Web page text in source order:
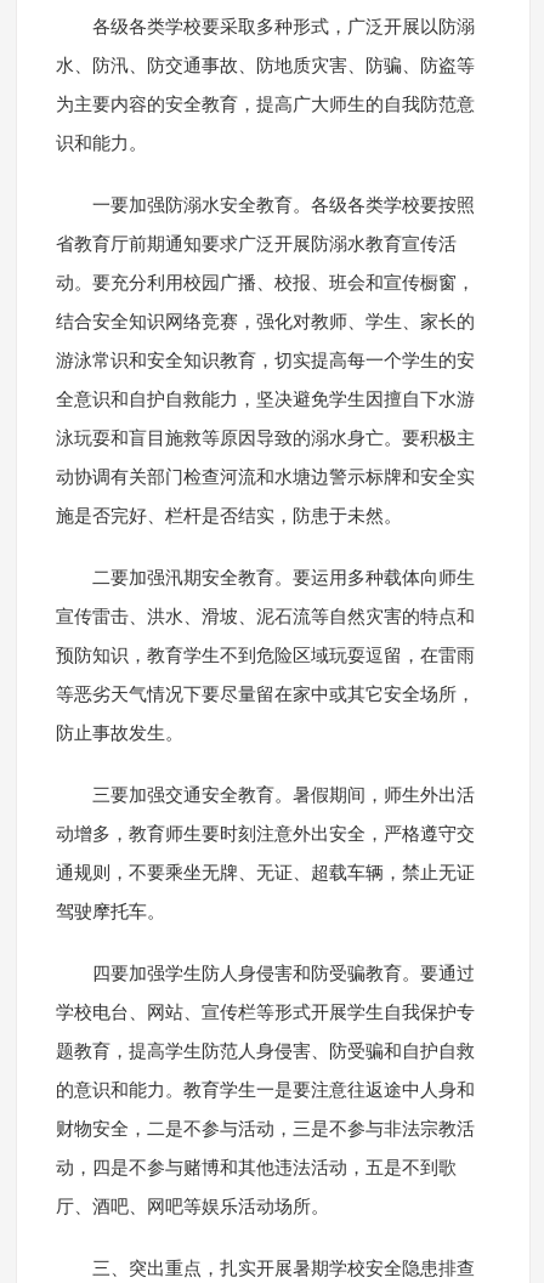
各级各类学校要采取多种形式，广泛开展以防溺
水、防汛、防交通事故、防地质灾害、防骗、防盗等
为主要内容的安全教育，提高广大师生的自我防范意
识和能力。
一要加强防溺水安全教育。各级各类学校要按照
省教育厅前期通知要求广泛开展防溺水教育宣传活
动。要充分利用校园广播、校报、班会和宣传橱窗，
结合安全知识网络竞赛，强化对教师、学生、家长的
游泳常识和安全知识教育，切实提高每一个学生的安
全意识和自护自救能力，坚决避免学生因擅自下水游
泳玩耍和盲目施救等原因导致的溺水身亡。要积极主
动协调有关部门检查河流和水塘边警示标牌和安全实
施是否完好、栏杆是否结实，防患于未然。
二要加强汛期安全教育。要运用多种载体向师生
宣传雷击、洪水、滑坡、泥石流等自然灾害的特点和
预防知识，教育学生不到危险区域玩耍逗留，在雷雨
等恶劣天气情况下要尽量留在家中或其它安全场所，
防止事故发生。
三要加强交通安全教育。暑假期间，师生外出活
动增多，教育师生要时刻注意外出安全，严格遵守交
通规则，不要乘坐无牌、无证、超载车辆，禁止无证
驾驶摩托车。
四要加强学生防人身侵害和防受骗教育。要通过
学校电台、网站、宣传栏等形式开展学生自我保护专
题教育，提高学生防范人身侵害、防受骗和自护自救
的意识和能力。教育学生一是要注意往返途中人身和
财物安全，二是不参与活动，三是不参与非法宗教活
动，四是不参与赌博和其他违法活动，五是不到歌
厅、酒吧、网吧等娱乐活动场所。
三、突出重点，扎实开展暑期学校安全隐患排查